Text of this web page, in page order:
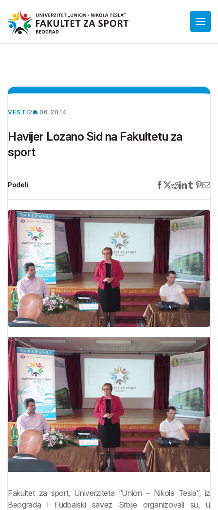
VESTI26.06.2014
Havijer Lozano Sid na Fakultetu za
sport
Podeli
Fakultet za sport, Univerziteta “Union – Nikola Tesla”, iz
Beograda i Fudbalski savez Srbije organizovali su, u